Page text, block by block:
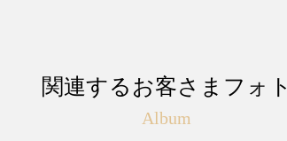
関連するお客さまフォト
Album